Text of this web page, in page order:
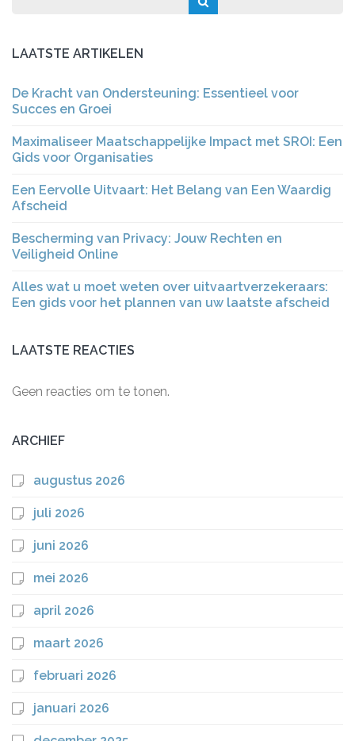
LAATSTE ARTIKELEN
De Kracht van Ondersteuning: Essentieel voor
Succes en Groei
Maximaliseer Maatschappelijke Impact met SROI: Een
Gids voor Organisaties
Een Eervolle Uitvaart: Het Belang van Een Waardig
Afscheid
Bescherming van Privacy: Jouw Rechten en
Veiligheid Online
Alles wat u moet weten over uitvaartverzekeraars:
Een gids voor het plannen van uw laatste afscheid
LAATSTE REACTIES
Geen reacties om te tonen.
ARCHIEF
augustus 2026
juli 2026
juni 2026
mei 2026
april 2026
maart 2026
februari 2026
januari 2026